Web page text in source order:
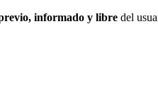
informado y libre del